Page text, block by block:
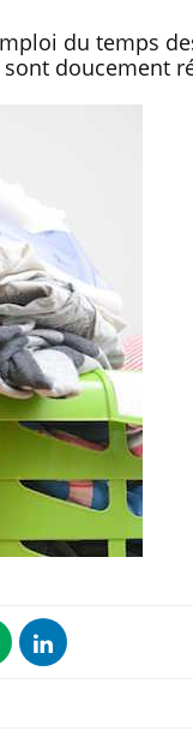
du temps
doucement
: ce
nuit-il à
la
tique en
dans